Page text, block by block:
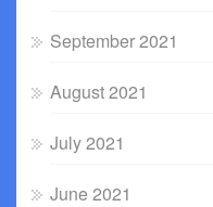
September 2021
August 2021
July 2021
June 2021